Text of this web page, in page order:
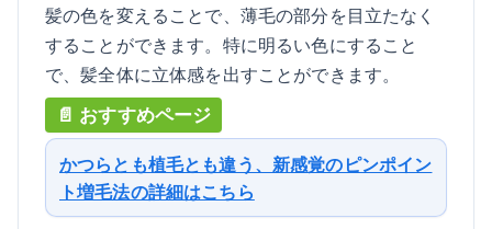
髪の色を変えることで、薄毛の部分を目立たなく
することができます。特に明るい色にすること
で、髪全体に立体感を出すことができます。
かつらとも植毛とも違う、新感覚のピンポイン
ト増毛法の詳細はこちら